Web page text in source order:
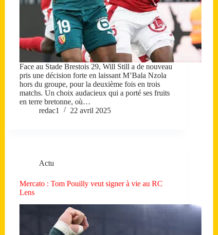
Face au Stade Brestois 29, Will Still a de nouveau
pris une décision forte en laissant M’Bala Nzola
hors du groupe, pour la deuxième fois en trois
matchs. Un choix audacieux qui a porté ses fruits
en terre bretonne, où…
redac1
22 avril 2025
Actu
Mercato : Tom Pouilly veut signer à vie au RC
Lens